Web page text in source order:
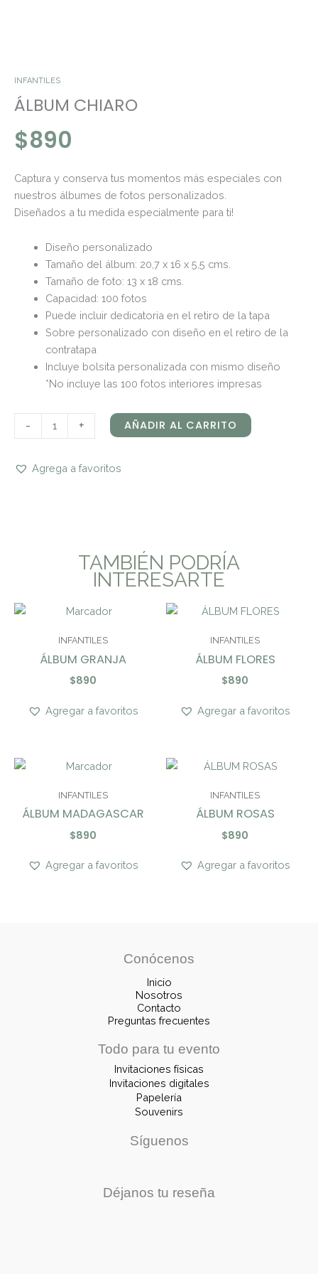
INFANTILES
ÁLBUM CHIARO
$890
Captura y conserva tus momentos más especiales con
nuestros álbumes de fotos personalizados.
Diseñados a tu medida especialmente para ti!
Diseño personalizado
Tamaño del álbum: 20,7 x 16 x 5,5 cms.
Tamaño de foto: 13 x 18 cms.
Capacidad: 100 fotos
Puede incluir dedicatoria en el retiro de la tapa
Sobre personalizado con diseño en el retiro de la
contratapa
Incluye bolsita personalizada con mismo diseño
*No incluye las 100 fotos interiores impresas
- + AÑADIR AL CARRITO
Agrega a favoritos
TAMBIÉN PODRÍA
INTERESARTE
INFANTILES
ÁLBUM GRANJA
$890
Agregar a favoritos
INFANTILES
ÁLBUM FLORES
$890
Agregar a favoritos
INFANTILES
ÁLBUM MADAGASCAR
$890
Agregar a favoritos
INFANTILES
ÁLBUM ROSAS
$890
Agregar a favoritos
Conócenos
Inicio
Nosotros
Contacto
Preguntas frecuentes
Todo para tu evento
Invitaciones físicas
Invitaciones digitales
Papelería
Souvenirs
Síguenos
Déjanos tu reseña